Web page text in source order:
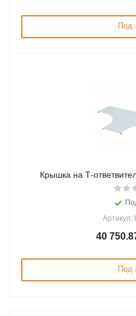
Под
Крышка на Т-
Артикул:
40
Под